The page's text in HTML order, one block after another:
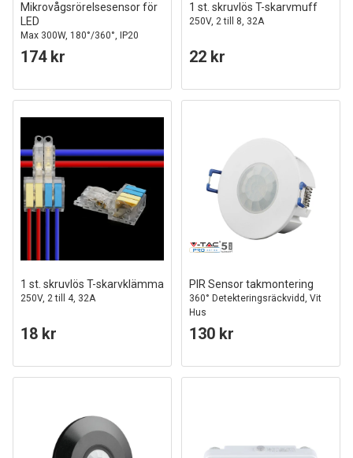
Mikrovågsrörelsesensor för
LED
Max 300W, 180°/360°, IP20
inomhus
174 kr
1 st. skruvlös T-skarvmuff
250V, 2 till 8, 32A
22 kr
1 st. skruvlös T-skarvklämma
250V, 2 till 4, 32A
18 kr
PIR Sensor takmontering
360° Detekteringsräckvidd, Vit
Hus
130 kr